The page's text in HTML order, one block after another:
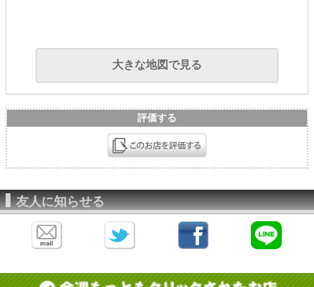
大きな地図で見る
評価する
友人に知らせる